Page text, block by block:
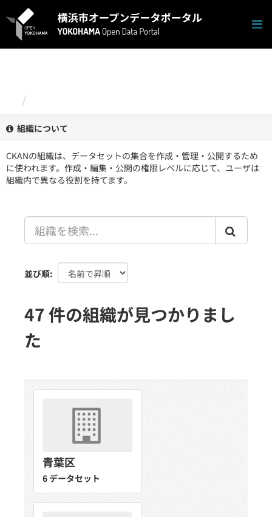
キ
組織について
CKANの組織は、データセットの集合を作成・管理・公開するため
に使われます。作成・編集・公開の権限レベルに応じて、ユーザは
組織内で異なる役割を持てます。
並び順
47 件の組織が見つかりまし
た
青葉区
6 データセット